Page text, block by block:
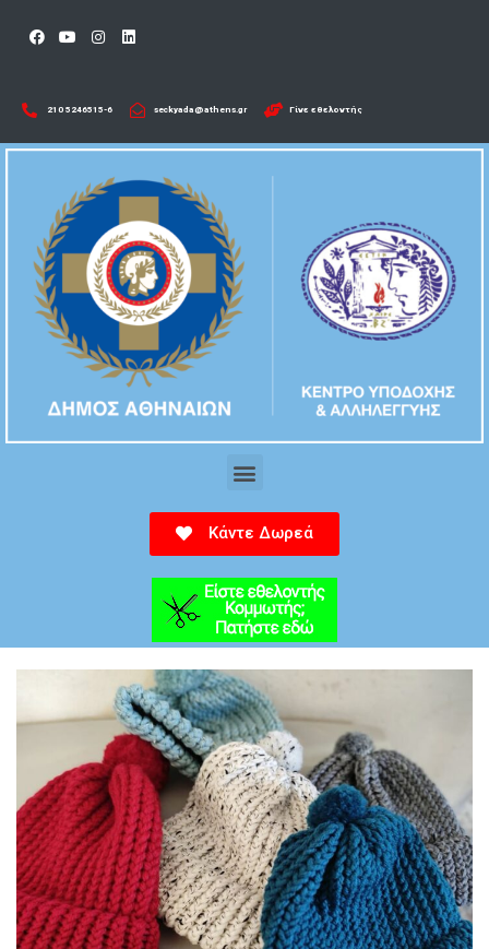
210 5246515-6​ seckyada@athens.gr Γίνε εθελοντής
Κάντε Δωρεά